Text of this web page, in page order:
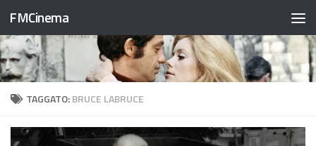
Salta al contenuto
FMCinema
TAGGATO:BRUCE LABRUCE